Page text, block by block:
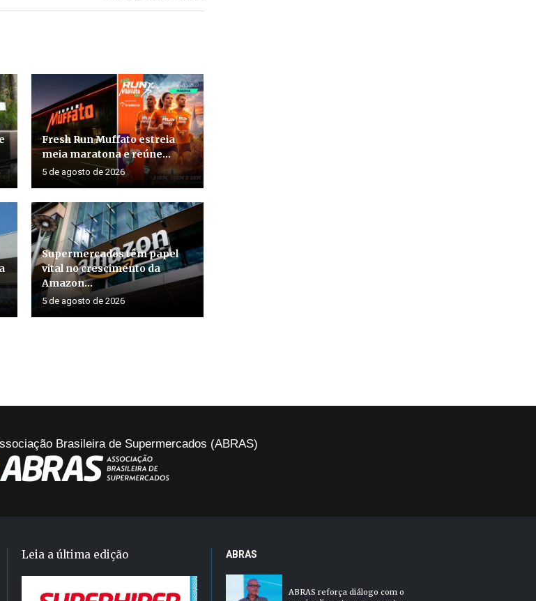
Fresh Run Muffato estreia
meia maratona e reúne...
5 de agosto de 2026
Supermercados têm papel
vital no crescimento da
Amazon...
5 de agosto de 2026
Brasileira de Supermercados (ABRAS)
Leia a última edição ABRAS
ABRAS reforça diálogo com o